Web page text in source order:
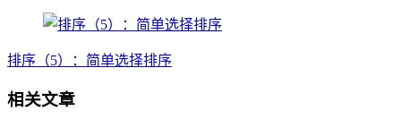
排序（5）：简单选择排序
相关文章